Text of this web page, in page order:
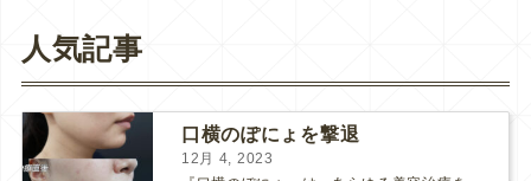
人気記事
口横のぽにょを撃退
12月 4, 2023